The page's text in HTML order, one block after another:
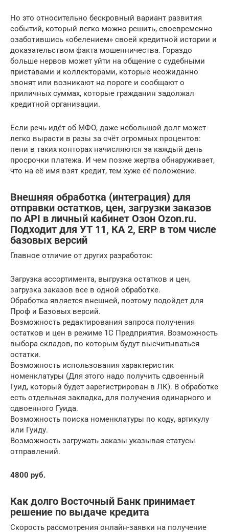
Но это относительно бескровный вариант развития
событий, который легко можно решить, своевременно
озаботившись «обелением» своей кредитной истории и
доказательством факта мошенничества. Гораздо
больше нервов может уйти на общение с судебными
приставами и коллекторами, которые неожиданно
звонят или возникают на пороге и сообщают о
приличных суммах, которые гражданин задолжал
кредитной организации.
Если речь идёт об МФО, даже небольшой долг может
легко вырасти в разы за счёт огромных процентов:
пени в таких конторах начисляются за каждый день
просрочки платежа. И чем позже жертва обнаруживает,
что на её имя взят кредит, тем хуже её положение.
Внешняя обработка (интеграция) для
отправки остатков, цен, загрузки заказов
по API в личный кабинет Озон Ozon.ru.
Подходит для УТ 11, КА 2, ERP в том числе
базовых версий
Главное отличие от других разработок:
Загрузка ассортимента, выгрузка остатков и цен,
загрузка заказов все в одной обработке.
Обработка является внешней, поэтому подойдет для
Проф и Базовых версий.
Возможность редактирования запроса получения
остатков и цен в режиме 1С Предприятия. Возможность
выбора складов, по которым будут высчитываться
остатки.
Возможность использования характеристик
номенклатуры (Для этого надо получить сдвоенный
Гуид, который будет зарегистрирован в ЛК). В обработке
есть отдельная закладка, для получения одинарного и
сдвоенного Гуида.
Возможность поиска номенклатуры по коду, артикулу
или Гуиду.
Возможность загружать заказы указывая статусы
отправлений.
4800 руб.
Как долго Восточный Банк принимает
решение по выдаче кредита
Скорость рассмотрения онлайн-заявки на получение